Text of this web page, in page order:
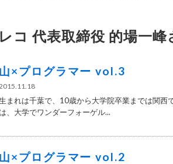
コ 代表取締役 的場一峰
山×プログラマー vol.3
まれは千葉で、10歳から大学院卒業までは関西
は、大学でワンダーフォーゲル...
山×プログラマー vol.2